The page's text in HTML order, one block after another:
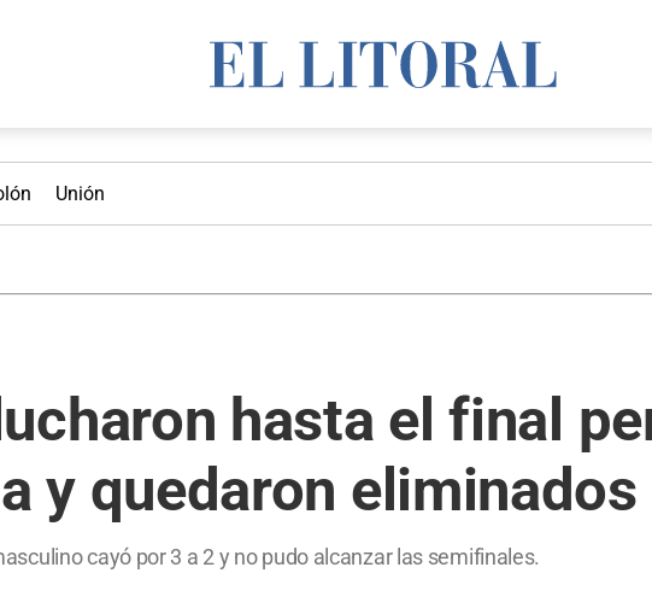
Unión
hasta el final
y quedaron eliminados
cayó por 3 a 2 y no pudo alcanzar las semifinales.